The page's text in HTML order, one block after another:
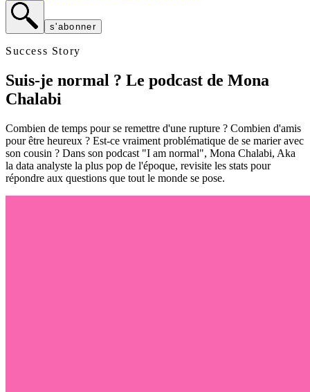
s'abonner
Success Story
Suis-je normal ? Le podcast de Mona
Chalabi
Combien de temps pour se remettre d'une rupture ? Combien d'amis
pour être heureux ? Est-ce vraiment problématique de se marier avec
son cousin ? Dans son podcast "I am normal", Mona Chalabi, Aka
la data analyste la plus pop de l'époque, revisite les stats pour
répondre aux questions que tout le monde se pose.